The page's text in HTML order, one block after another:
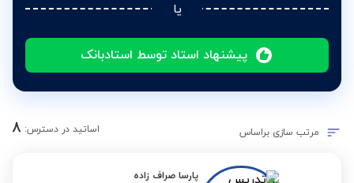
یا
پیشنهاد استاد توسط استادبانک
مرتب سازی براساس اساتید در دسترس: 8
پارسا صراف زاده